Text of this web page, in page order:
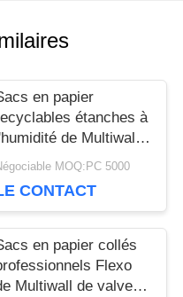
en papier
étanches à
de Multiwall
d'emballage
MOQ:PC 5000
CONTACT
en papier collés
Flexo
Multiwall de valve